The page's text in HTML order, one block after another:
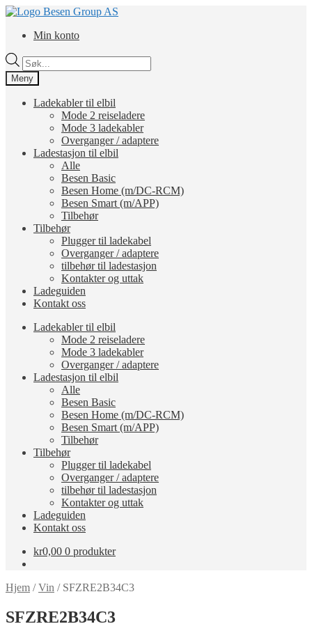
Hopp
navigasjon
Hopp
innholdMin konto
Products
search
Meny
Ladekabler til elbil
Mode 2 reiseladere
Mode 3 ladekabler
Overganger / adaptere
Ladestasjon til elbil
Alle
Besen Basic
Besen Home (m/DC-RCM)
Besen Smart (m/APP)
Tilbehør
Tilbehør
Plugger til ladekabel
Overganger / adaptere
tilbehør til ladestasjon
Kontakter og uttak
Ladeguiden
Kontakt oss
Ladekabler til elbil
Mode 2 reiseladere
Mode 3 ladekabler
Overganger / adaptere
Ladestasjon til elbil
Alle
Besen Basic
Besen Home (m/DC-RCM)
Besen Smart (m/APP)
Tilbehør
Tilbehør
Plugger til ladekabel
Overganger / adaptere
tilbehør til ladestasjon
Kontakter og uttak
Ladeguiden
Kontakt oss
kr0,00 0 produkter
Hjem /Vin / SFZRE2B34C3
SFZRE2B34C3